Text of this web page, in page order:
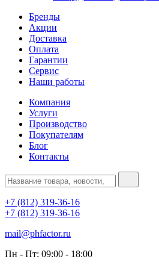
Бренды
Акции
Доставка
Оплата
Гарантии
Сервис
Наши работы
Компания
Услуги
Производство
Покупателям
Блог
Контакты
+7 (812) 319-36-16
+7 (812) 319-36-16
mail@phfactor.ru
Пн - Пт: 09:00 - 18:00